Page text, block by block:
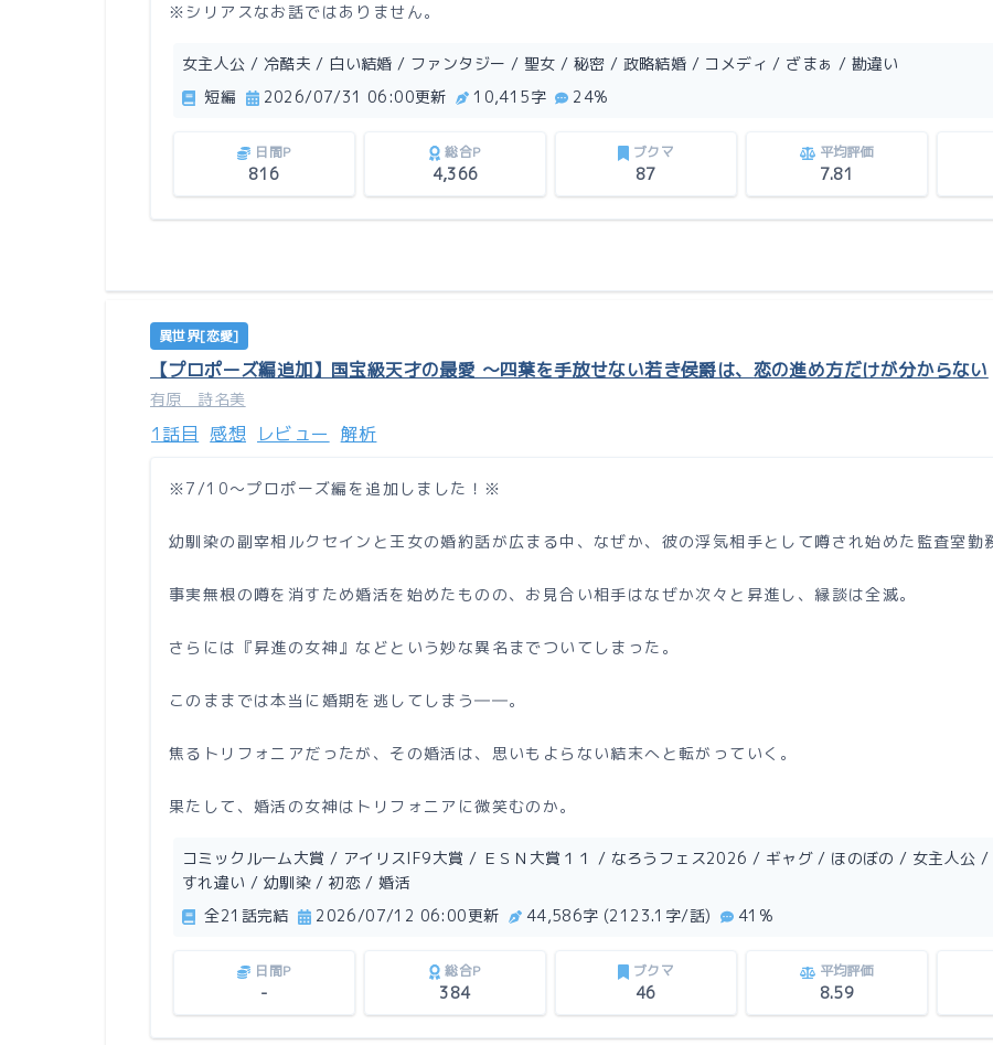
※シリアスなお話ではありません。
女主人公 / 冷酷夫 / 白い結婚 / ファンタジー / 聖女 / 秘密 / 政略結婚 / コメディ / ざまぁ / 勘違い
短編
2026/07/31 06:00更新 10,415字 24%
日間P
816
総合P
4,366
ブクマ
87
平均評価
7.81
異世界[恋愛]
【プロポーズ編追加】国宝級天才の最愛 〜四葉を手放せない若き侯爵は、恋の進め方だけが分からない
有原 詩名美
1話目 感想 レビュー 解析
※7/10〜プロポーズ編を追加しました！※
幼馴染の副宰相ルクセインと王女の婚約話が広まる中、なぜか、彼の浮気相手として噂され始めた監査室勤
事実無根の噂を消すため婚活を始めたものの、お見合い相手はなぜか次々と昇進し、縁談は全滅。
さらには『昇進の女神』などという妙な異名までついてしまった。
このままでは本当に婚期を逃してしまう――。
焦るトリフォニアだったが、その婚活は、思いもよらない結末へと転がっていく。
果たして、婚活の女神はトリフォニアに微笑むのか。
コミックルーム大賞 / アイリスIF9大賞 / ＥＳＮ大賞１１ / なろうフェス2026 / ギャグ / ほのぼの / 女主人
すれ違い / 幼馴染 / 初恋 / 婚活
全21話完結
2026/07/12 06:00更新 44,586字 (2123.1字/話) 41%
日間P
-
総合P
384
ブクマ
46
平均評価
8.59